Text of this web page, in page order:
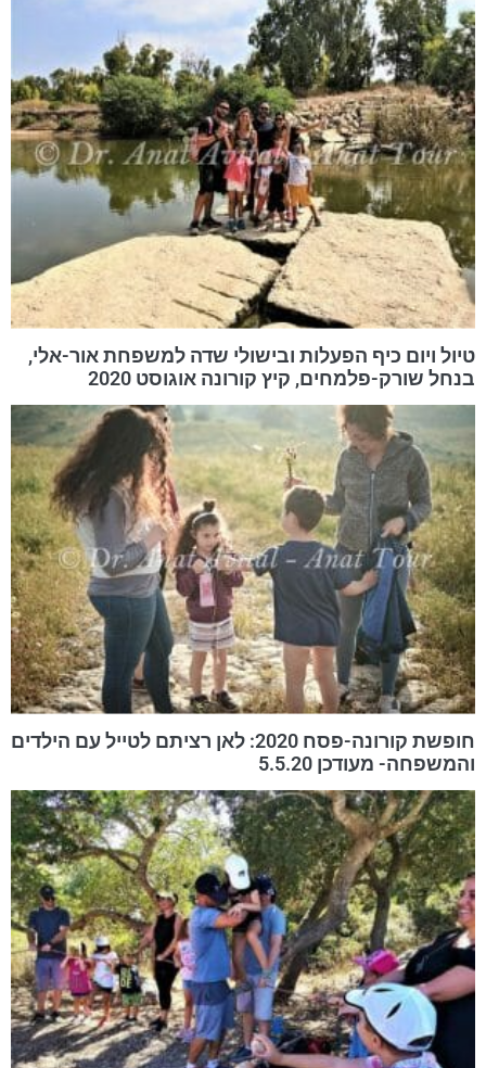
טיול ויום כיף הפעלות ובישולי שדה למשפחת אור-אלי,
בנחל שורק-פלמחים, קיץ קורונה אוגוסט 2020
חופשת קורונה-פסח 2020: לאן רציתם לטייל עם הילדים
והמשפחה- מעודכן 5.5.20